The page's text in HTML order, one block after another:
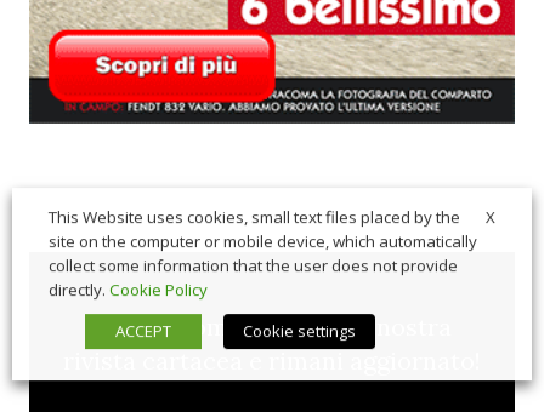
Sfoglia comodamente la nostra
rivista cartacea e rimani aggiornato!
X
This Website uses cookies, small text files placed by the
site on the computer or mobile device, which automatically
collect some information that the user does not provide
directly. Cookie Policy
ACCEPT
Cookie settings